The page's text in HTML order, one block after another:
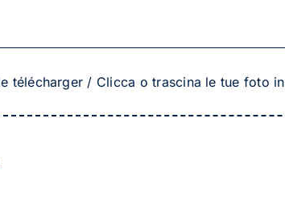
télécharger / Clicca o trascina le tue foto in